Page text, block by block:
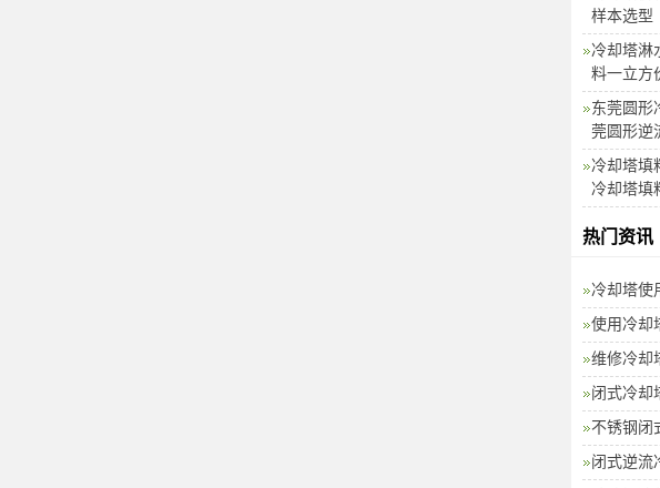
样本选型
冷却塔淋
料一立方
东莞圆形
莞圆形逆
冷却塔填
冷却塔填
热门资讯
冷却塔使
使用冷却
维修冷却
闭式冷却
不锈钢闭
闭式逆流